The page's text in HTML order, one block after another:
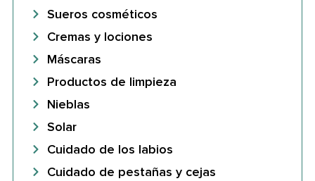
Sueros cosméticos
Cremas y lociones
Máscaras
Productos de limpieza
Nieblas
Solar
Cuidado de los labios
Cuidado de pestañas y cejas